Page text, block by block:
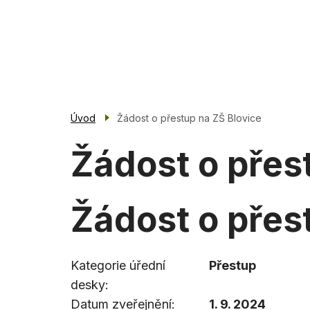
Úvod Žádost o přestup na ZŠ Blovice
Žádost o
Žádost o
Kategorie úřední
desky
Přestup
Datum zveřejnění 1. 9. 2024